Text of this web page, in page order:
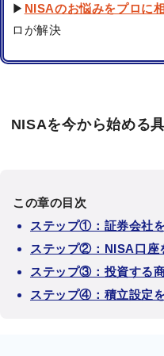
▶ NISAのお悩みをプロに
ロが解決
NISAを今から始める
この章の目次
ステップ①：証券会社
ステップ②：NISA口座
ステップ③：投資する
ステップ④：積立設定